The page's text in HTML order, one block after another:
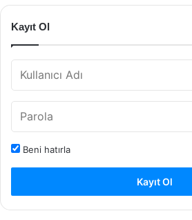
Kayıt Ol
Beni hatırla
Kayıt Ol